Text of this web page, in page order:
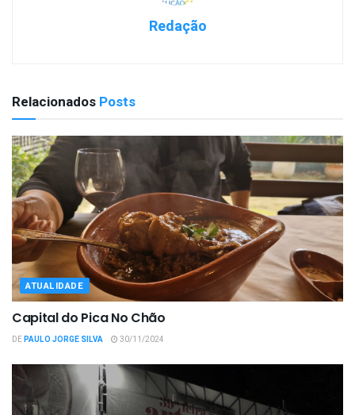
Redação
Relacionados Posts
ATUALIDADE
Capital do Pica No Chão
DEPAULO JORGE SILVA 30/11/2024